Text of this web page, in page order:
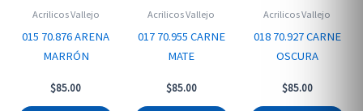
Acrilicos Vallejo
015 70.876 ARENA
MARRÓN
$85.00
Acrilicos Vallejo
017 70.955 CARNE
MATE
$85.00
Acrilicos Vallejo
018 70.927 CARNE
OSCURA
$85.00